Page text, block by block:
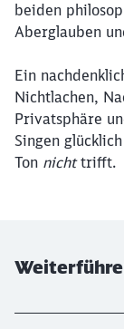
beiden
Aberglauben
Ein
Nichtlachen,
Privatsphäre
Singen
Ton nichttrifft.